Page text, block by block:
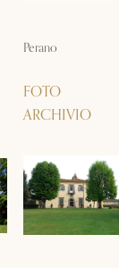
Perano
FOTO
ARCHIVIO